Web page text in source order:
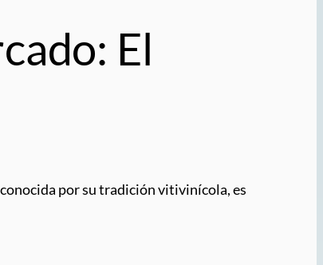
El
por su tradición vitivinícola, es